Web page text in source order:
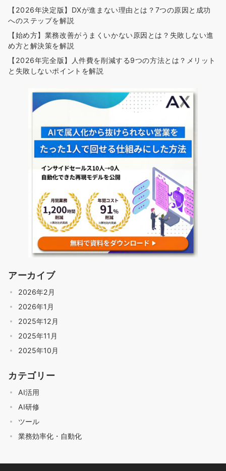
【2026年決定版】DXが進まない理由とは？7つの原因と成功
へのステップを解説
【始め方】業務改善がうまくいかない原因とは？失敗しない進
め方と解決策を解説
【2026年完全版】人件費を削減する9つの方法とは？メリット
と失敗しないポイントを解説
アーカイブ
2026年2月
2026年1月
2025年12月
2025年11月
2025年10月
カテゴリー
AI活用
AI研修
ツール
業務効率化・自動化